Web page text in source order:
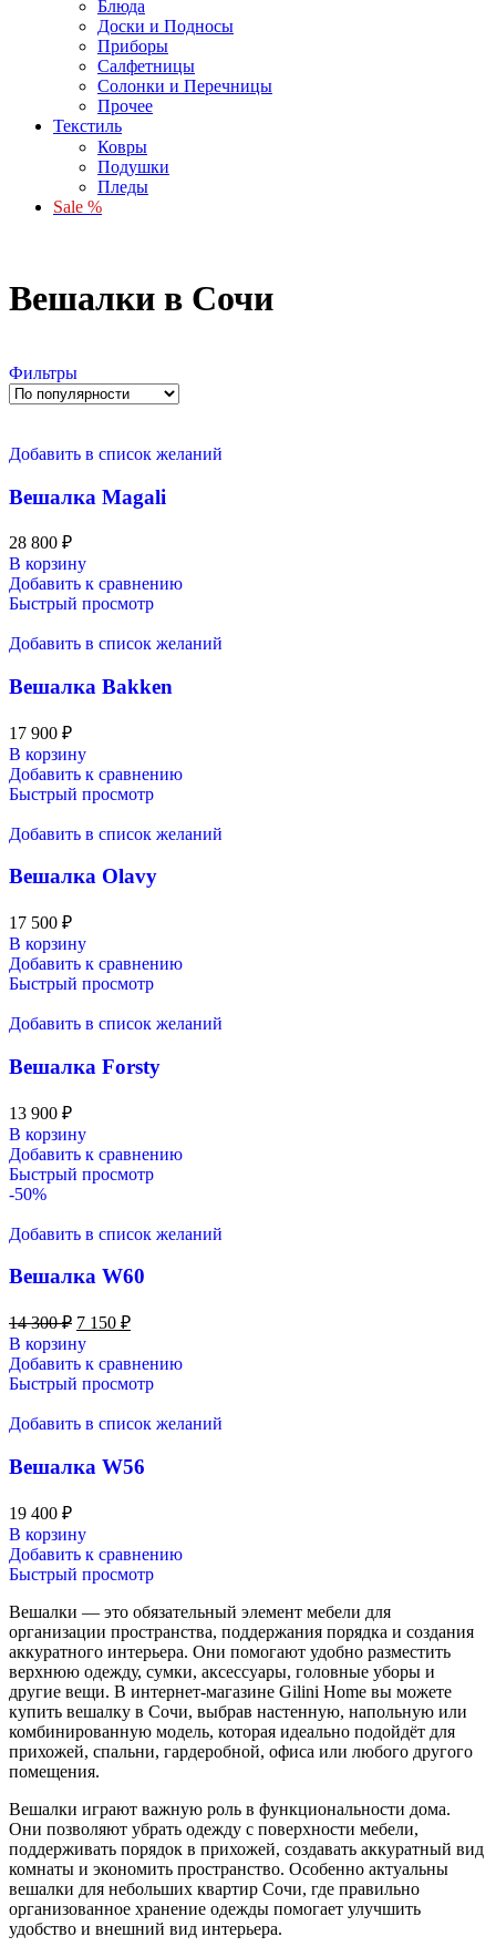
Блюда
Доски и Подносы
Приборы
Салфетницы
Солонки и Перечницы
Прочее
Текстиль
Ковры
Подушки
Пледы
Sale %
Вешалки в Сочи
Фильтры
Добавить в список желаний
Вешалка Magali
28 800 ₽
В корзину
Добавить к сравнению
Быстрый просмотр
Добавить в список желаний
Вешалка Bakken
17 900 ₽
В корзину
Добавить к сравнению
Быстрый просмотр
Добавить в список желаний
Вешалка Olavy
17 500 ₽
В корзину
Добавить к сравнению
Быстрый просмотр
Добавить в список желаний
Вешалка Forsty
13 900 ₽
В корзину
Добавить к сравнению
Быстрый просмотр
-50%
Добавить в список желаний
Вешалка W60
14 300₽ 7 150 ₽
В корзину
Добавить к сравнению
Быстрый просмотр
Добавить в список желаний
Вешалка W56
19 400 ₽
В корзину
Добавить к сравнению
Быстрый просмотр
Вешалки — это обязательный элемент мебели для
организации пространства, поддержания порядка и создания
аккуратного интерьера. Они помогают удобно разместить
верхнюю одежду, сумки, аксессуары, головные уборы и
другие вещи. В интернет-магазине Gilini Home вы можете
купить вешалку в Сочи, выбрав настенную, напольную или
комбинированную модель, которая идеально подойдёт для
прихожей, спальни, гардеробной, офиса или любого другого
помещения.
Вешалки играют важную роль в функциональности дома.
Они позволяют убрать одежду с поверхности мебели,
поддерживать порядок в прихожей, создавать аккуратный вид
комнаты и экономить пространство. Особенно актуальны
вешалки для небольших квартир Сочи, где правильно
организованное хранение одежды помогает улучшить
удобство и внешний вид интерьера.